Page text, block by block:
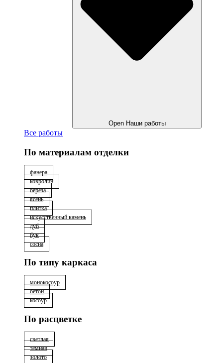
Open Наши работы
Все работы
По материалам отделки
фанера
ковролин
берёза
ясень
плитка
искусственный камень
дуб
бук
сосна
По типу каркаса
монокосоур
бетон
косоур
По расцветке
светлая
тёмная
золото